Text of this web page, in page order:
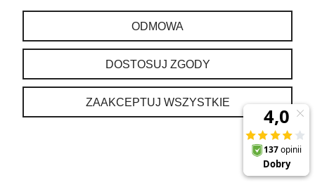
ODMOWA
DOSTOSUJ ZGODY
ZAAKCEPTUJ WSZYSTKIE